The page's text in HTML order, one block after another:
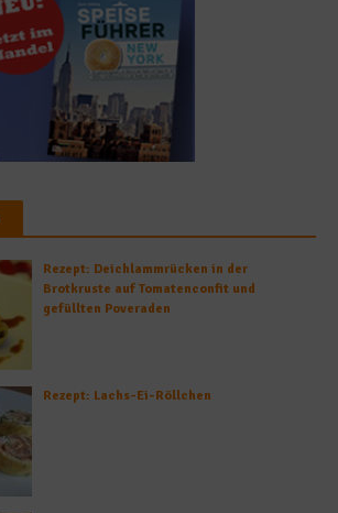
Rezept: Deichlammrücken in der
Brotkruste auf Tomatenconfit und
gefüllten Poveraden
Rezept: Lachs-Ei-Röllchen